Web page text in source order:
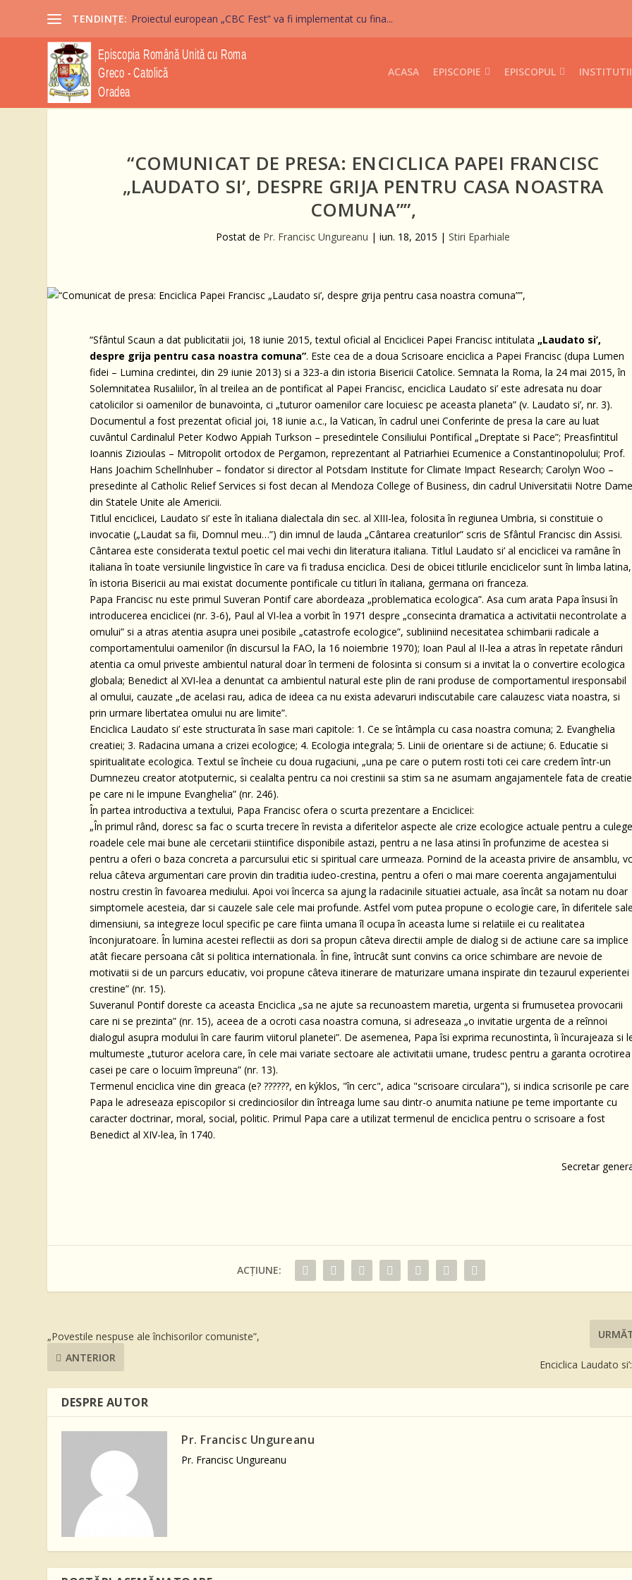
TENDINȚE: Proiectul european „CBC Fest” va fi implementat cu fina...
ACASA EPISCOPIE EPISCOPUL INSTITUTII
“COMUNICAT DE PRESA: ENCICLICA PAPEI FRANCISC
„LAUDATO SI’, DESPRE GRIJA PENTRU CASA NOASTRA
COMUNA””,
Postat de Pr. Francisc Ungureanu |iun. 18, 2015 |Stiri Eparhiale
“Sfântul Scaun a dat publicitatii joi, 18 iunie 2015, textul oficial al Enciclicei Papei Francisc intitulata„Laudato si’,
despre grija pentru casa noastra comuna”. Este cea de a doua Scrisoare enciclica a Papei Francisc (dupa Lumen
fidei – Lumina credintei, din 29 iunie 2013) si a 323-a din istoria Bisericii Catolice. Semnata la Roma, la 24 mai 2015, în
Solemnitatea Rusaliilor, în al treilea an de pontificat al Papei Francisc, enciclica Laudato si’ este adresata nu doar
catolicilor si oamenilor de bunavointa, ci „tuturor oamenilor care locuiesc pe aceasta planeta” (v. Laudato si’, nr. 3).
Documentul a fost prezentat oficial joi, 18 iunie a.c., la Vatican, în cadrul unei Conferinte de presa la care au luat
cuvântul Cardinalul Peter Kodwo Appiah Turkson – presedintele Consiliului Pontifical „Dreptate si Pace”; Preasfintitul
Ioannis Zizioulas – Mitropolit ortodox de Pergamon, reprezentant al Patriarhiei Ecumenice a Constantinopolului; Prof.
Hans Joachim Schellnhuber – fondator si director al Potsdam Institute for Climate Impact Research; Carolyn Woo –
presedinte al Catholic Relief Services si fost decan al Mendoza College of Business, din cadrul Universitatii Notre
din Statele Unite ale Americii.
Titlul enciclicei, Laudato si’ este în italiana dialectala din sec. al XIII-lea, folosita în regiunea Umbria, si constituie o
invocatie („Laudat sa fii, Domnul meu…”) din imnul de lauda „Cântarea creaturilor” scris de Sfântul Francisc din Assisi.
Cântarea este considerata textul poetic cel mai vechi din literatura italiana. Titlul Laudato si’ al enciclicei va ramâne în
italiana în toate versiunile lingvistice în care va fi tradusa enciclica. Desi de obicei titlurile enciclicelor sunt în limba latina,
în istoria Bisericii au mai existat documente pontificale cu titluri în italiana, germana ori franceza.
Papa Francisc nu este primul Suveran Pontif care abordeaza „problematica ecologica”. Asa cum arata Papa însusi în
introducerea enciclicei (nr. 3-6), Paul al VI-lea a vorbit în 1971 despre „consecinta dramatica a activitatii necontrolate a
omului” si a atras atentia asupra unei posibile „catastrofe ecologice”, subliniind necesitatea schimbarii radicale a
comportamentului oamenilor (în discursul la FAO, la 16 noiembrie 1970); Ioan Paul al II-lea a atras în repetate rânduri
atentia ca omul priveste ambientul natural doar în termeni de folosinta si consum si a invitat la o convertire ecologica
globala; Benedict al XVI-lea a denuntat ca ambientul natural este plin de rani produse de comportamentul iresponsabil
al omului, cauzate „de acelasi rau, adica de ideea ca nu exista adevaruri indiscutabile care calauzesc viata noastra, si
prin urmare libertatea omului nu are limite”.
Enciclica Laudato si’ este structurata în sase mari capitole: 1. Ce se întâmpla cu casa noastra comuna; 2. Evanghelia
creatiei; 3. Radacina umana a crizei ecologice; 4. Ecologia integrala; 5. Linii de orientare si de actiune; 6. Educatie si
spiritualitate ecologica. Textul se încheie cu doua rugaciuni, „una pe care o putem rosti toti cei care credem într-un
Dumnezeu creator atotputernic, si cealalta pentru ca noi crestinii sa stim sa ne asumam angajamentele fata de creatie
pe care ni le impune Evanghelia” (nr. 246).
În partea introductiva a textului, Papa Francisc ofera o scurta prezentare a Enciclicei:
„În primul rând, doresc sa fac o scurta trecere în revista a diferitelor aspecte ale crize ecologice actuale pentru a
roadele cele mai bune ale cercetarii stiintifice disponibile astazi, pentru a ne lasa atinsi în profunzime de acestea si
pentru a oferi o baza concreta a parcursului etic si spiritual care urmeaza. Pornind de la aceasta privire de ansamblu,
relua câteva argumentari care provin din traditia iudeo-crestina, pentru a oferi o mai mare coerenta angajamentului
nostru crestin în favoarea mediului. Apoi voi încerca sa ajung la radacinile situatiei actuale, asa încât sa notam nu doar
simptomele acesteia, dar si cauzele sale cele mai profunde. Astfel vom putea propune o ecologie care, în diferitele
dimensiuni, sa integreze locul specific pe care fiinta umana îl ocupa în aceasta lume si relatiile ei cu realitatea
înconjuratoare. În lumina acestei reflectii as dori sa propun câteva directii ample de dialog si de actiune care sa implice
atât fiecare persoana cât si politica internationala. În fine, întrucât sunt convins ca orice schimbare are nevoie de
motivatii si de un parcurs educativ, voi propune câteva itinerare de maturizare umana inspirate din tezaurul experientei
crestine” (nr. 15).
Suveranul Pontif doreste ca aceasta Enciclica „sa ne ajute sa recunoastem maretia, urgenta si frumusetea provocarii
care ni se prezinta” (nr. 15), aceea de a ocroti casa noastra comuna, si adreseaza „o invitatie urgenta de a reînnoi
dialogul asupra modului în care faurim viitorul planetei”. De asemenea, Papa îsi exprima recunostinta, îi încurajeaza si
multumeste „tuturor acelora care, în cele mai variate sectoare ale activitatii umane, trudesc pentru a garanta ocrotirea
casei pe care o locuim împreuna” (nr. 13).
Termenul enciclica vine din greaca (e? ??????, en kýklos, "în cerc", adica "scrisoare circulara"), si indica scrisorile pe care
Papa le adreseaza episcopilor si credinciosilor din întreaga lume sau dintr-o anumita natiune pe teme importante cu
caracter doctrinar, moral, social, politic. Primul Papa care a utilizat termenul de enciclica pentru o scrisoare a fost
Benedict al XIV-lea, în 1740.
Secretar
ACȚIUNE:
„Povestile nespuse ale închisorilor comuniste”,
ANTERIOR
Enciclica Laudato
DESPRE AUTOR
Pr. Francisc Ungureanu
Pr. Francisc Ungureanu